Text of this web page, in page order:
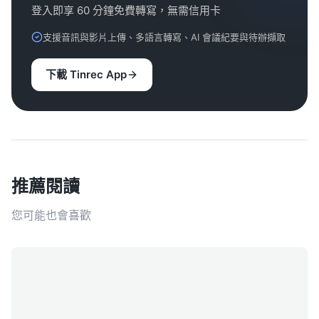
登入即享 60 分鐘免費轉寫，無需信用卡
支援音訊與影片上傳、多語言轉寫、AI 會議紀要與待辦擷取
下載 Tinrec App
推薦閱讀
您可能也會喜歡